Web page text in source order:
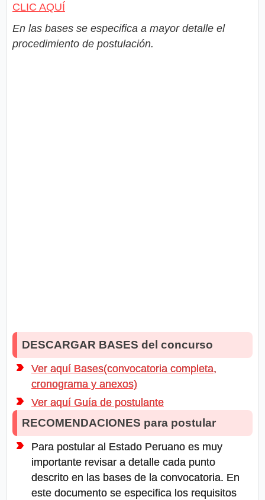
CLIC AQUÍ
En las bases se especifica a mayor detalle el
procedimiento de postulación.
DESCARGAR BASES del concurso
Ver aquí Bases(convocatoria completa,
cronograma y anexos)
Ver aquí Guía de postulante
RECOMENDACIONES para postular
Para postular al Estado Peruano es muy
importante revisar a detalle cada punto
descrito en las bases de la convocatoria. En
este documento se especifica los requisitos